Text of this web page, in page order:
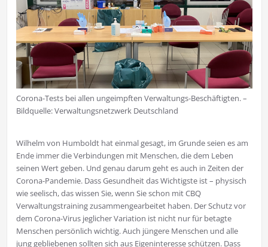
Corona-Tests bei allen ungeimpften Verwaltungs-Beschäftigten. –
Bildquelle: Verwaltungsnetzwerk Deutschland
Wilhelm von Humboldt hat einmal gesagt, im Grunde seien es am
Ende immer die Verbindungen mit Menschen, die dem Leben
seinen Wert geben. Und genau darum geht es auch in Zeiten der
Corona-Pandemie. Dass Gesundheit das Wichtigste ist – physisch
wie seelisch, das wissen Sie, wenn Sie schon mit CBQ
Verwaltungstraining zusammengearbeitet haben. Der Schutz vor
dem Corona-Virus jeglicher Variation ist nicht nur für betagte
Menschen persönlich wichtig. Auch jüngere Menschen und alle
jung gebliebenen sollten sich aus Eigeninteresse schützen. Dass